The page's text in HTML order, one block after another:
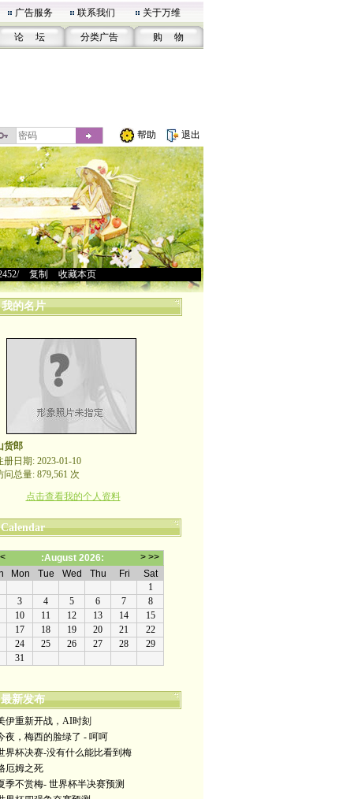
广告服务 联系我们 关于万维
论 坛 分类广告 购 物
帮助 退出
> 复制 收藏本页
我的名片
货郎
册日期: 2023-01-10
问总量: 879,561 次
点击查看我的个人资料
Calendar
最新发布
伊重新开战，AI时刻
夜，梅西的脸绿了 - 呵呵
界杯决赛-没有什么能比看到梅
厄姆之死
季不赏梅- 世界杯半决赛预测